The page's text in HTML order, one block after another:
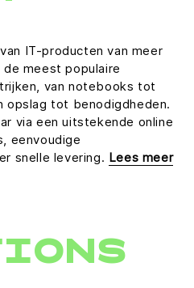
IT-producten van meer
meest populaire
van notebooks tot
opslag tot benodigdheden.
via een uitstekende online
eenvoudige
snelle levering. Lees meer